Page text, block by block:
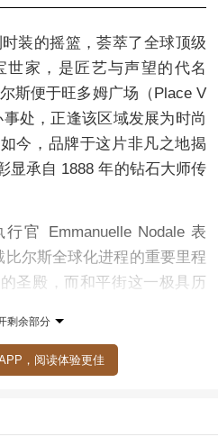
装的摇篮，荟萃了全球顶级
世家，是匠艺与声望的代名
斯便于旺多姆广场（Place V
处，正逢该区域发展为时尚
今，品牌于这片非凡之地揭
显承自 1888 年的钻石大师传
Emmanuelle Nodale 表
尔斯全球化进程的重要里程
圣殿，而和平街这一极具历
号曾是王室御用的先锋女
斯全球规模最大的精品店，
剩余部分
，阅读体验更佳